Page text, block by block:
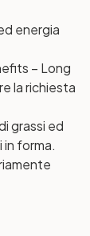
energia
– Long
la richiesta
grassi ed
forma.